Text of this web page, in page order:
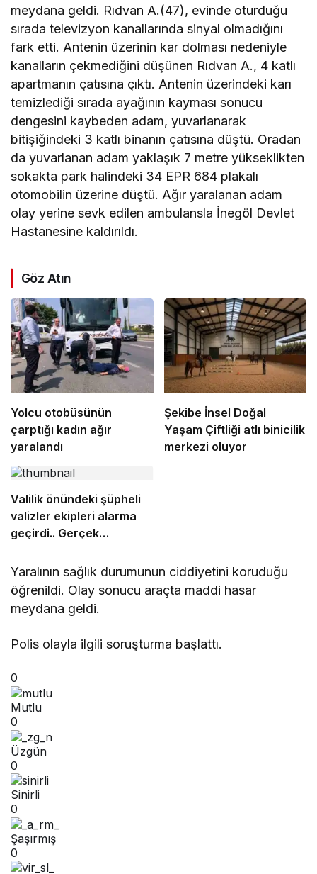
meydana geldi. Rıdvan A.(47), evinde oturduğu
sırada televizyon kanallarında sinyal olmadığını
fark etti. Antenin üzerinin kar dolması nedeniyle
kanalların çekmediğini düşünen Rıdvan A., 4 katlı
apartmanın çatısına çıktı. Antenin üzerindeki karı
temizlediği sırada ayağının kayması sonucu
dengesini kaybeden adam, yuvarlanarak
bitişiğindeki 3 katlı binanın çatısına düştü. Oradan
da yuvarlanan adam yaklaşık 7 metre yükseklikten
sokakta park halindeki 34 EPR 684 plakalı
otomobilin üzerine düştü. Ağır yaralanan adam
olay yerine sevk edilen ambulansla İnegöl Devlet
Hastanesine kaldırıldı.
Göz Atın
Yolcu otobüsünün
çarptığı kadın ağır
yaralandı
Şekibe İnsel Doğal
Yaşam Çiftliği atlı binicilik
merkezi oluyor
Valilik önündeki şüpheli
valizler ekipleri alarma
geçirdi.. Gerçek
Yaralının sağlık durumunun ciddiyetini koruduğu
öğrenildi. Olay sonucu araçta maddi hasar
meydana geldi.
Polis olayla ilgili soruşturma başlattı.
0
Mutlu
0
Üzgün
0
Sinirli
0
Şaşırmış
0